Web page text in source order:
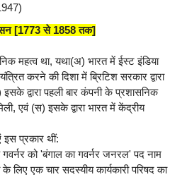
[1773 से 1858 तक]
महत्व था, यथा(अ) भारत में ईस्ट इंडिया
करने की दिशा में ब्रिटिश सरकार द्वारा
द्वारा पहली बार कंपनी के प्रशासनिक
एवं (स) इसके द्वारा भारत में केंद्रीय
इस प्रकार थीं:
गवर्नर को 'बंगाल का गवर्नर जनरल' पद नाम
लिए एक चार सदस्यीय कार्यकारी परिषद का